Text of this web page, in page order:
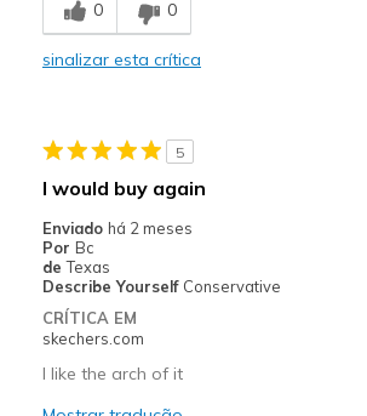
Casual Wear
View On Shoes
Shoes are for Wearing
0 0
sinalizar esta crítica
5
I would buy again
Enviado há 2 meses
Por Bc
de Texas
Describe Yourself Conservative
CRÍTICA EM
skechers.com
I like the arch of it